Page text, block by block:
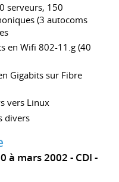
serveurs, 150
(3 autocoms
en Wifi 802-11.g (40
Gigabits sur Fibre
vers Linux
divers
à mars 2002 CDI